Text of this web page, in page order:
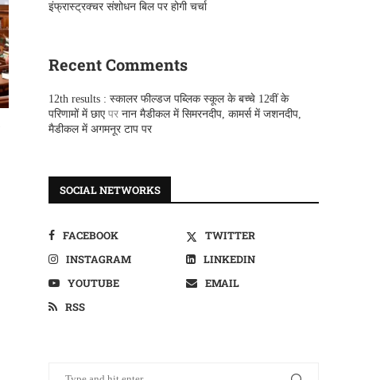
इंफ्रास्ट्रक्चर संशोधन बिल पर होगी चर्चा
Recent Comments
12th results : स्कालर फील्डज पब्लिक स्कूल के बच्चे 12वीं के
परिणामों में छाएपर नान मैडीकल में सिमरनदीप, कामर्स में जशनदीप,
मैडीकल में अगमनूर टाप पर
SOCIAL NETWORKS
FACEBOOK
TWITTER
INSTAGRAM
LINKEDIN
YOUTUBE
EMAIL
RSS